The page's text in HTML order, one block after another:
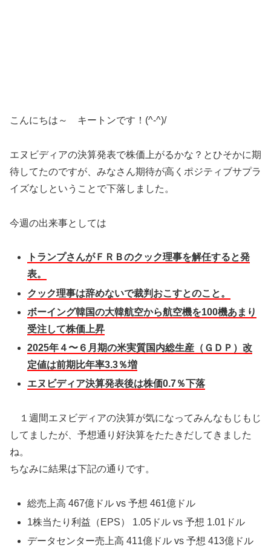
こんにちは～ キートンです！(^-^)/
エヌビディアの決算発表で株価上がるかな？とひそかに期
待してたのですが、みなさん期待が高くポジティブサプラ
イズなしということで下落しました。
今週の出来事としては
トランプさんがＦＲＢのクック理事を解任すると発
表。
クック理事は辞めないで裁判おこすとのこと。
ボーイング韓国の大韓航空から航空機を100機あまり
受注して株価上昇
2025年４〜６月期の米実質国内総生産（ＧＤＰ）改
定値は前期比年率3.3％増
エヌビディア決算発表後は株価0.7％下落
１週間エヌビディアの決算が気になってみんなもじもじ
してましたが、予想通り好決算をたたきだしてきました
ね。
ちなみに結果は下記の通りです。
総売上高 467億ドル vs 予想 461億ドル
1株当たり利益（EPS） 1.05ドル vs 予想 1.01ドル
データセンター売上高 411億ドル vs 予想 413億ドル